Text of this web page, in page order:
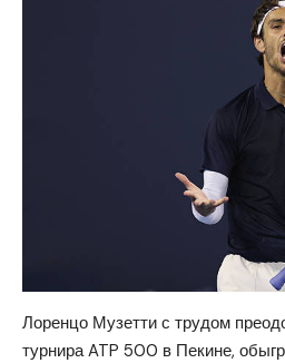
Лоренцо Музетти с трудом
турнира ATP 500 в Пекине,